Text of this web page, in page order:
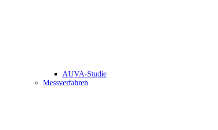
AUVA-Studie
Messverfahren